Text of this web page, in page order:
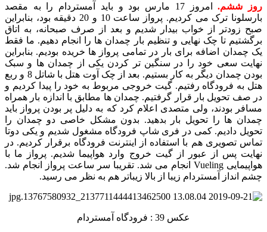
روز ششم.
امروز 17 مارس بود و باید آمستردام را به مقصد
بارسلونا ترک می کردیم. پرواز ساعت 10 و 20 دقیقه بود، بنابراین
صبح زودتر از خواب بیدار شدیم و بعد از صرف صبحانه، به اتاق
برگشتیم تا چک نهایی و تنظیم بار چمدان ها را انجام دهیم. ما فقط
یک چمدان اضافه برای بار در تمامی پرواز ها خریده بودیم. بنابراین
نهایت سعی خود را در سنگین تر کردن یکی از چمدان ها و سبک
بودن چمدان دیگر به کار بستیم. بعد از چک آوت هتل با شاتل 8 و ربع
هتل به فرودگاه رفتیم. گیت خروجی مربوط به خود را پیدا کردیم و
در صف تحویل بار قرار گرفتیم. چمدان ها مطابق با اندازه بار همراه
مسافر بودند، ولی متصدی اعلام کرد که به دلیل پر بودن پرواز باید
چمدان ها را تحویل بار بدهید. بدون مشکل خاصی دو چمدان را
تحویل دادیم. کمی در فری شاپ فرودگاه مشغول شدیم و یکی دوتا
تماس تصویری هم با استفاده از اینترنت فرودگاه برقرار کردیم. در
نهایت پس از عبور از گیت خروج وارد هواپیما شدیم. پرواز ما با
هواپیمایی Vueling انجام می شد. تقریبا سر ساعت پرواز انجام شد.
چشم انداز آمستردام زیبا از بالا زیباتر هم به نظر می رسید.
عکس 39 : فرودگاه آمستردام